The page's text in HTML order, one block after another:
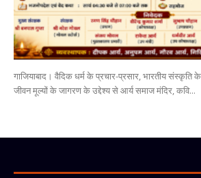
गाजियाबाद। वैदिक धर्म के प्रचार-प्रसार, भारतीय
जीवन मूल्यों के जागरण के उद्देश्य से आर्य समाज मंदिर, कवि...